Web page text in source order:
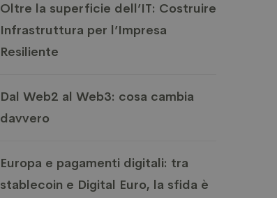
Oltre la superficie dell’IT: Costruire
Infrastruttura per l’Impresa
Resiliente
Dal Web2 al Web3: cosa cambia
davvero
Europa e pagamenti digitali: tra
stablecoin e Digital Euro, la sfida è